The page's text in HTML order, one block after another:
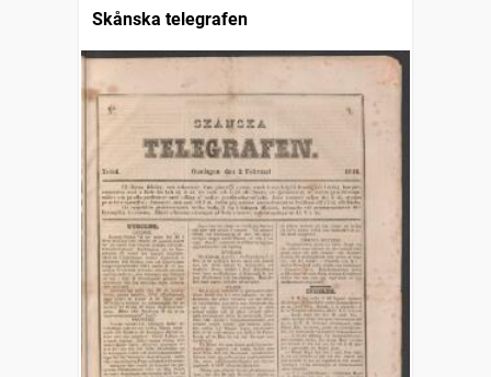
Skånska telegrafen